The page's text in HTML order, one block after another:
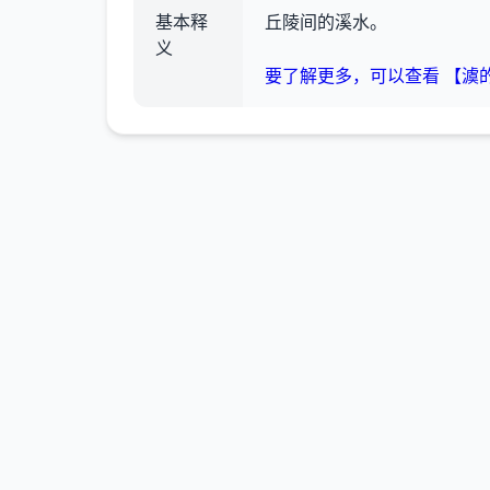
基本释
义
丘陵间的溪水。
要了解更多，可以查看 【澞